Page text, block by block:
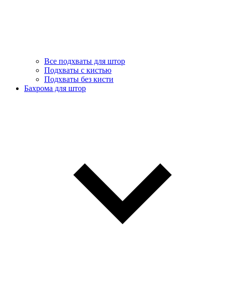
Все подхваты для штор
Подхваты с кистью
Подхваты без кисти
Бахрома для штор